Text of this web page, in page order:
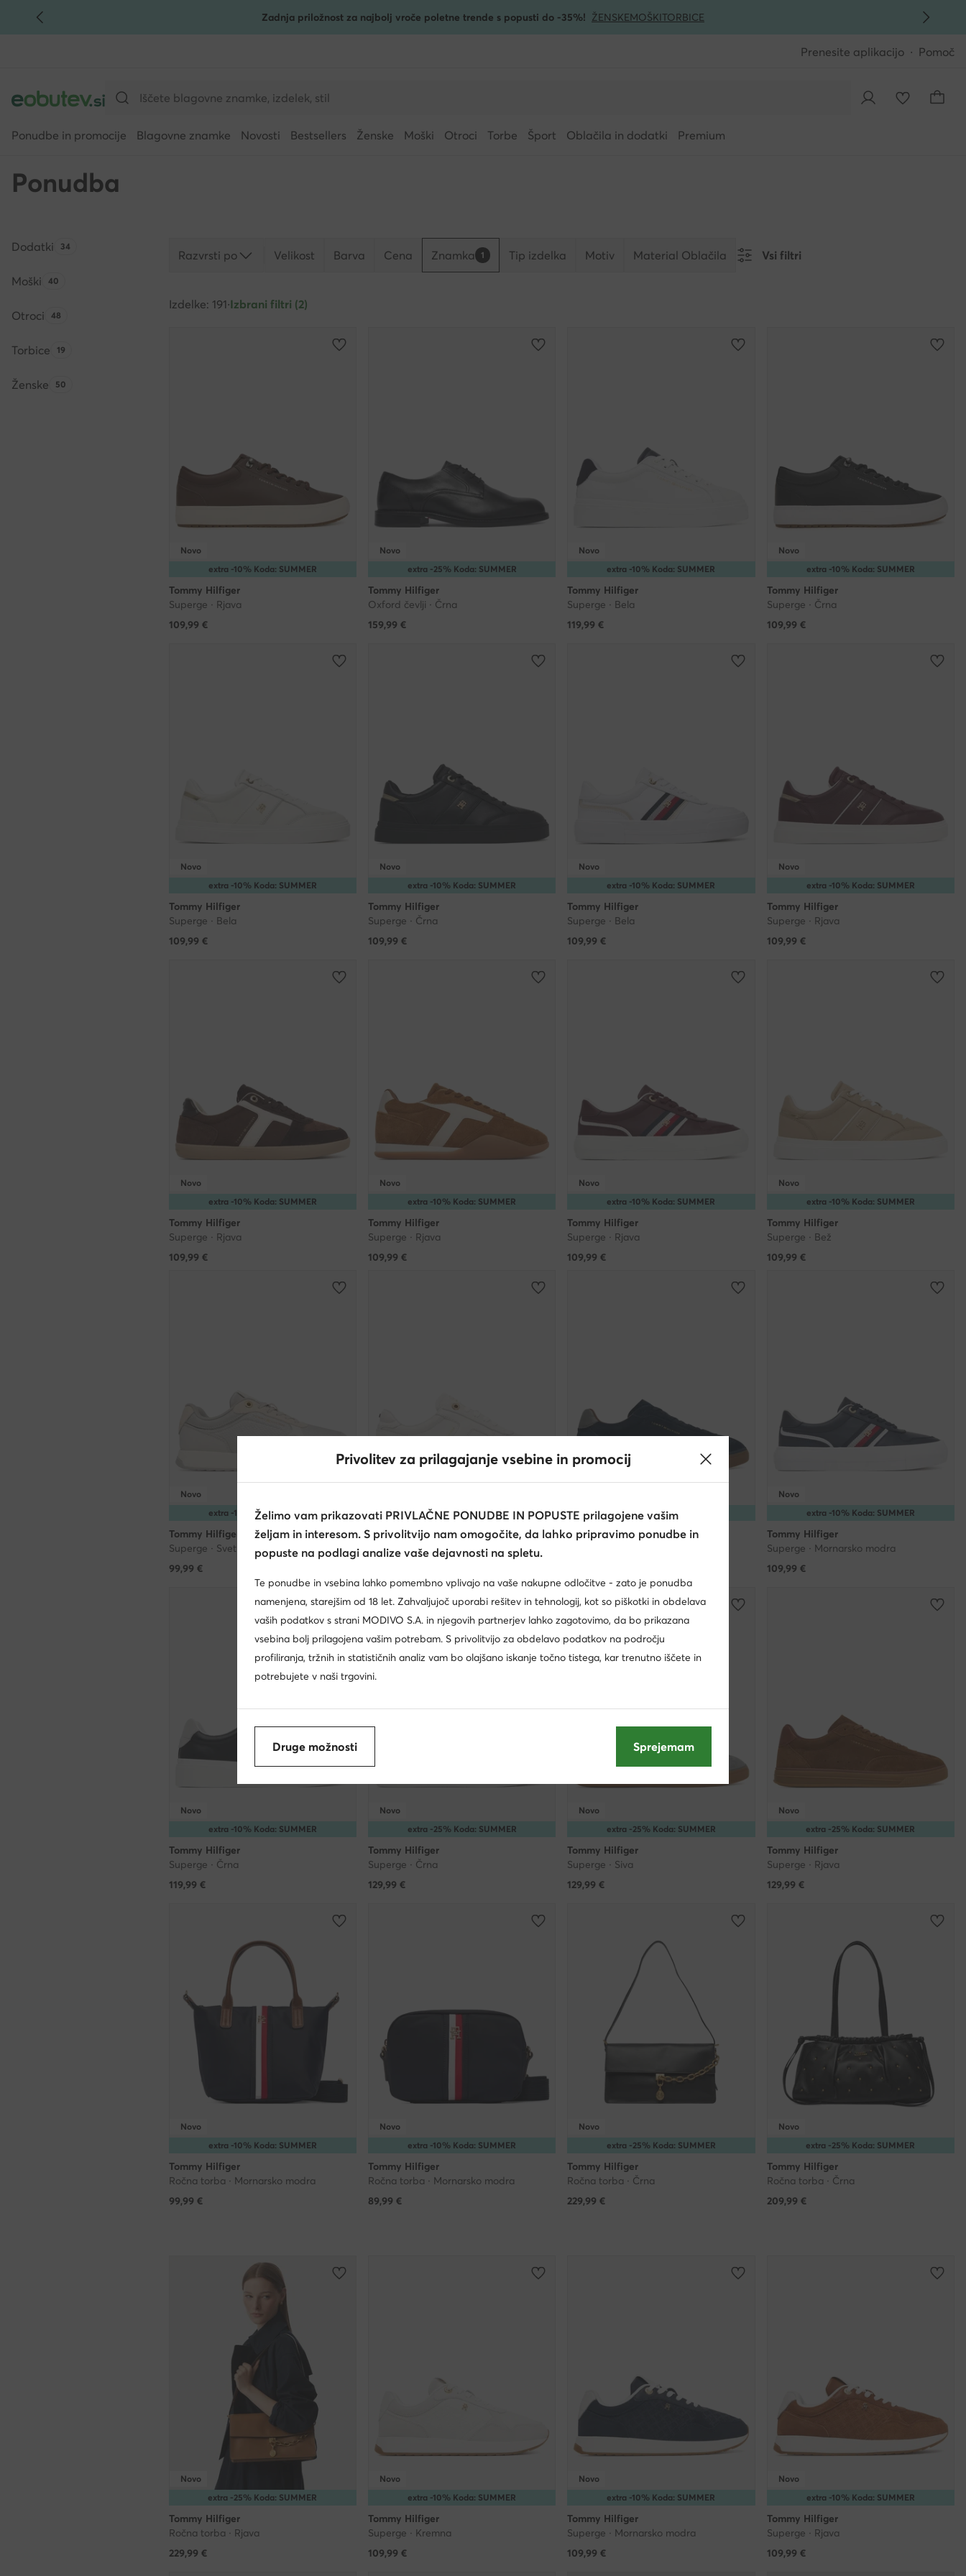
POJDI NA GLAVNO VSEBINO Zadnja priložnost za najbolj vroče poletne trende s popusti do -35%! ŽENSKEMOŠKITORBICE
Prenesite aplikacijo Pomoč
Ponudbe in promocije Blagovne znamke Novosti Bestsellers Ženske Moški Otroci Torbe Šport Oblačila in dodatki Premium
Ponudba
Dodatki Število izdelkov:
34
Moški Število izdelkov:
40
Otroci Število izdelkov:
48
Torbice Število izdelkov:
19
Ženske Število izdelkov:
50
Razvrsti po Velikost Barva Cena Znamka 1 Tip izdelka Motiv Material Oblačila Vsi filtri
Izdelke: 191·Izbrani filtri (2)
extra -10% Koda: SUMMER
Novo
Tommy Hilfiger
Superge · Rjava
109,99 €
extra -25% Koda: SUMMER
Novo
Tommy Hilfiger
Oxford čevlji · Črna
159,99 €
extra -10% Koda: SUMMER
Novo
Tommy Hilfiger
Superge · Bela
119,99 €
extra -10% Koda: SUMMER
Novo
Tommy Hilfiger
Superge · Črna
109,99 €
extra -10% Koda: SUMMER
Novo
Tommy Hilfiger
Superge · Bela
109,99 €
extra -10% Koda: SUMMER
Novo
Tommy Hilfiger
Superge · Črna
109,99 €
extra -10% Koda: SUMMER
Novo
Tommy Hilfiger
Superge · Bela
109,99 €
extra -10% Koda: SUMMER
Novo
Tommy Hilfiger
Superge · Rjava
109,99 €
extra -10% Koda: SUMMER
Novo
Tommy Hilfiger
Superge · Rjava
109,99 €
extra -10% Koda: SUMMER
Novo
Tommy Hilfiger
Superge · Rjava
109,99 €
extra -10% Koda: SUMMER
Novo
Tommy Hilfiger
Superge · Rjava
109,99 €
extra -10% Koda: SUMMER
Novo
Tommy Hilfiger
Superge · Bež
109,99 €
extra -10% Koda: SUMMER
Novo
Tommy Hilfiger
Superge · Svetlo siva
99,99 €
extra -25% Koda: SUMMER
Tommy Hilfiger
Superge · Kremna
extra -25% Koda: SUMMER
Tommy Hilfiger
extra -10% Koda: SUMMER
Novo
Tommy Hilfiger
Superge · Mornarsko modra
109,99 €
extra -10% Koda: SUMMER
Novo
Tommy Hilfiger
Superge · Črna
119,99 €
extra -25% Koda: SUMMER
Novo
Tommy Hilfiger
Superge · Črna
129,99 €
extra -25% Koda: SUMMER
Novo
Tommy Hilfiger
Superge · Siva
129,99 €
extra -25% Koda: SUMMER
Novo
Tommy Hilfiger
Superge · Rjava
129,99 €
extra -10% Koda: SUMMER
Novo
Tommy Hilfiger
Ročna torba · Mornarsko modra
99,99 €
extra -10% Koda: SUMMER
Novo
Tommy Hilfiger
Ročna torba · Mornarsko modra
89,99 €
extra -25% Koda: SUMMER
Novo
Tommy Hilfiger
Ročna torba · Črna
229,99 €
extra -25% Koda: SUMMER
Novo
Tommy Hilfiger
Ročna torba · Črna
209,99 €
extra -25% Koda: SUMMER
Novo
Tommy Hilfiger
Ročna torba · Rjava
229,99 €
extra -10% Koda: SUMMER
Novo
Tommy Hilfiger
Superge · Kremna
109,99 €
extra -10% Koda: SUMMER
Novo
Tommy Hilfiger
Superge · Mornarsko modra
109,99 €
extra -10% Koda: SUMMER
Novo
Tommy Hilfiger
Superge · Rjava
109,99 €
Privolitev za prilagajanje vsebine in promocij
Želimo vam prikazovati PRIVLAČNE PONUDBE IN POPUSTE prilagojene vašim
željam in interesom. S privolitvijo nam omogočite, da lahko pripravimo ponudbe in
popuste na podlagi analize vaše dejavnosti na spletu.
Te ponudbe in vsebina lahko pomembno vplivajo na vaše nakupne odločitve - zato je ponudba
namenjena, starejšim od 18 let. Zahvaljujoč uporabi rešitev in tehnologij, kot so piškotki in obdelava
vaših podatkov s strani MODIVO S.A. in njegovih partnerjev lahko zagotovimo, da bo prikazana
vsebina bolj prilagojena vašim potrebam. S privolitvijo za obdelavo podatkov na področju
profiliranja, tržnih in statističnih analiz vam bo olajšano iskanje točno tistega, kar trenutno iščete in
potrebujete v naši trgovini.
Druge možnosti Sprejemam